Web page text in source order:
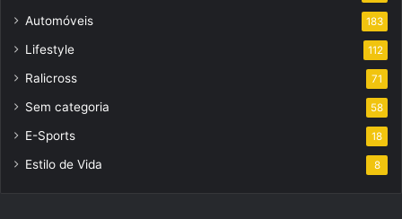
Automóveis 183
Lifestyle 112
Ralicross 71
Sem categoria 58
E-Sports 18
Estilo de Vida 8